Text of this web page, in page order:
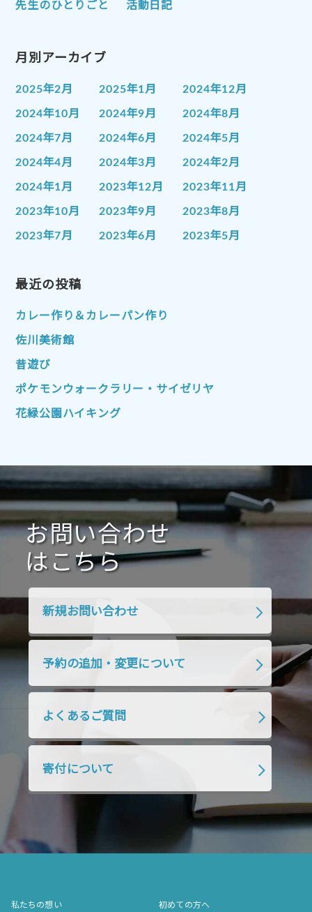
先生のひとりごと 活動日記
月別アーカイブ
2025年2月 2025年1月 2024年12月
2024年10月 2024年9月 2024年8月
2024年7月 2024年6月 2024年5月
2024年4月 2024年3月 2024年2月
2024年1月 2023年12月 2023年11月
2023年10月 2023年9月 2023年8月
2023年7月 2023年6月 2023年5月
2023年1月
2022年10月 2022年9月
2022年7月
2022年4月
2022年1月 2021年12月 2021年11月
2021年10月 2021年9月
2021年1月 2020年12月 2020年11月
2020年10月 2020年9月 2020年8月
2020年7月 2020年6月 2020年5月
2020年4月 2020年3月 2020年2月
2019年10月 2019年9月
2019年4月
2018年7月 2018年6月
2018年4月 2018年3月 2018年2月
2018年1月 2017年12月
2017年10月 2017年9月 2017年8月
2017年5月
2017年4月
最近の投稿
カレー作り＆カレーパン作り
佐川美術館
昔遊び
ポケモンウォークラリー・サイゼリヤ
花緑公園ハイキング
お問い合わせ
はこちら
新規お問い合わせ
予約の追加・変更について
よくあるご質問
寄付について
私たちの想い 初めての方へ